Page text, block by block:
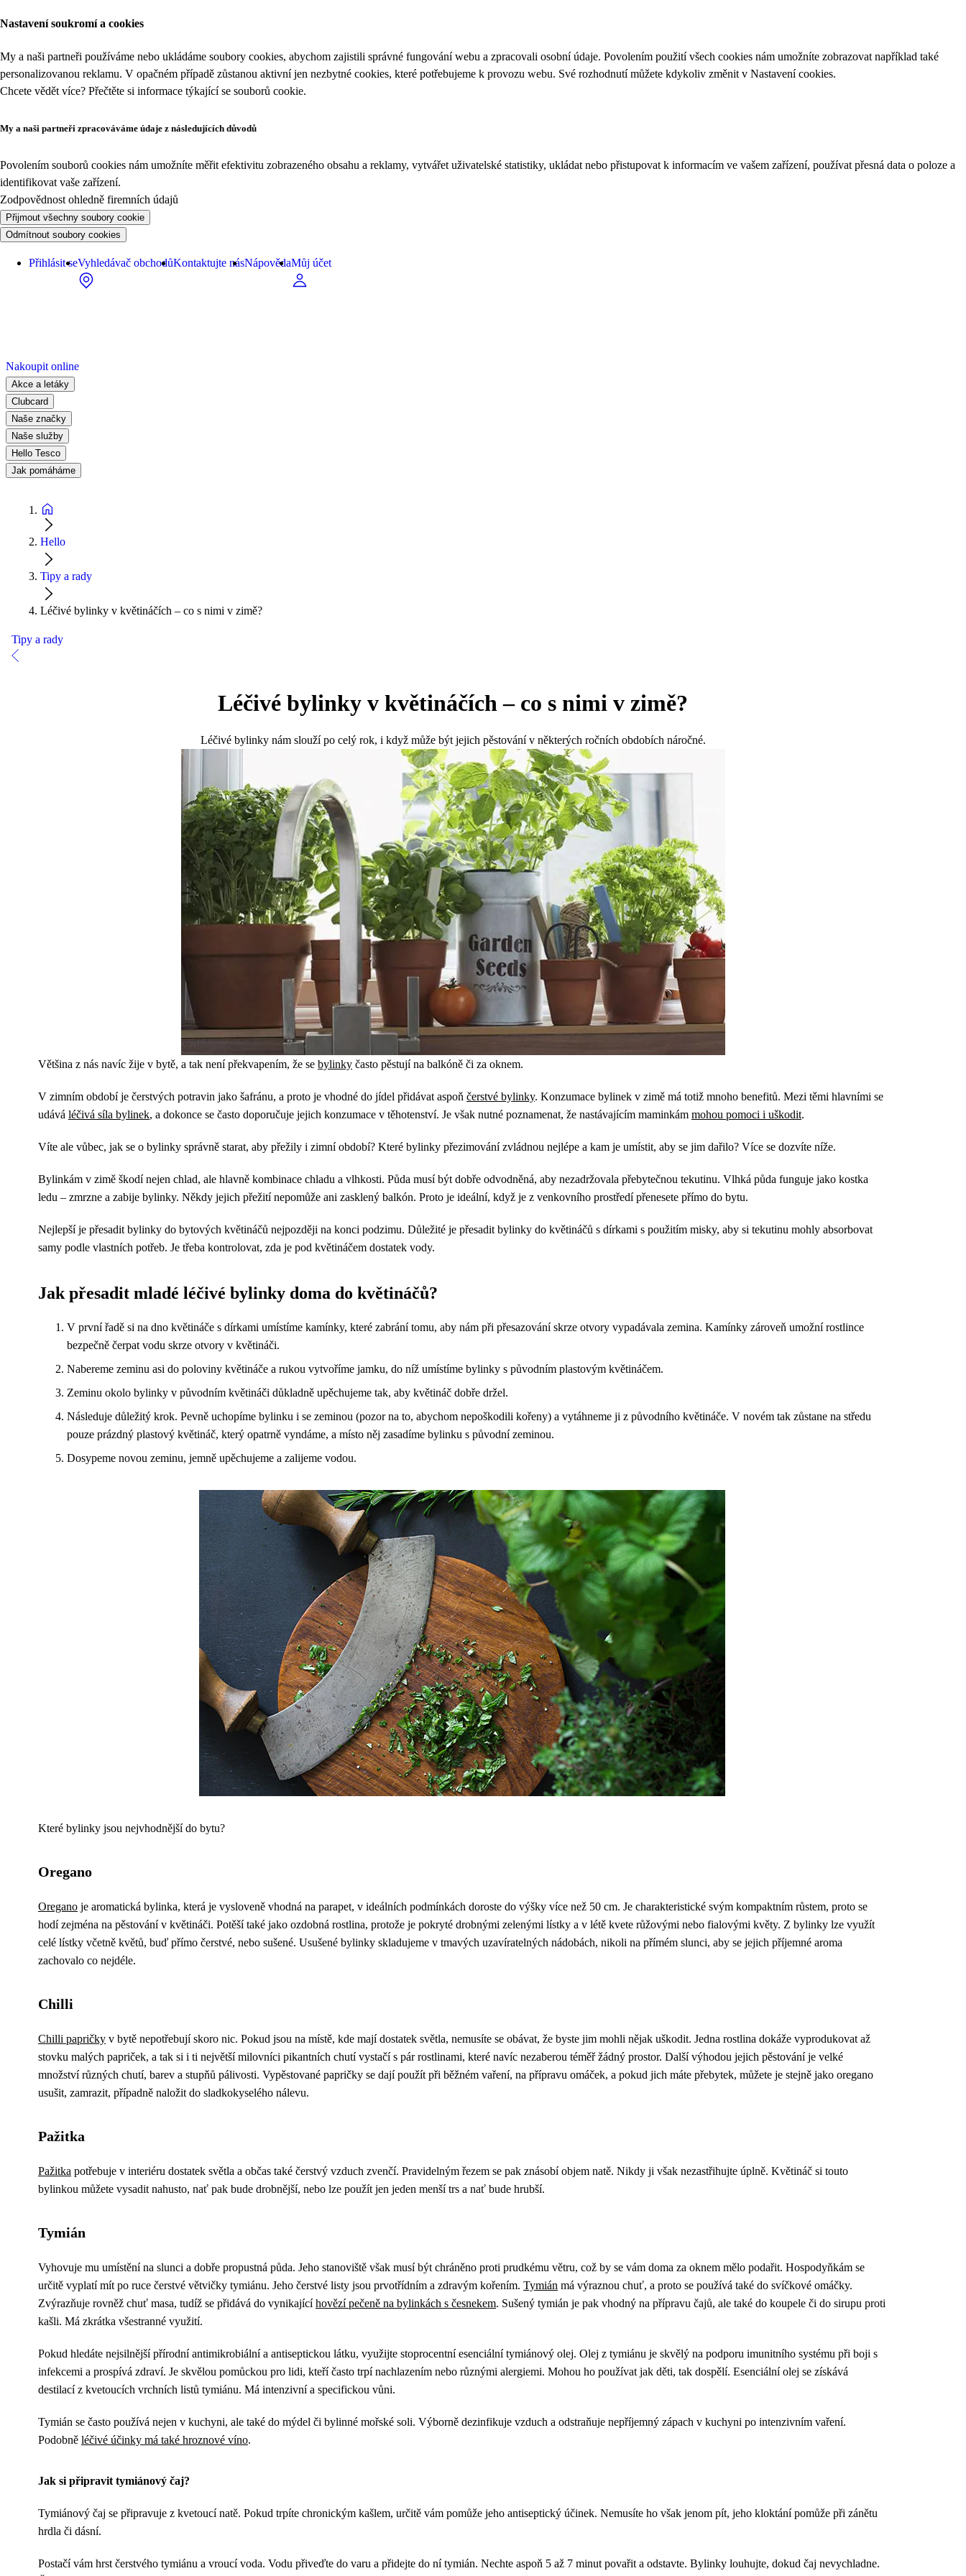
Nastavení soukromí a cookies
My a naši partneři používáme nebo ukládáme soubory cookies, abychom zajistili správné fungování webu a zpracovali osobní údaje. Povolením použití všech cookies nám umožníte zobrazovat například také
personalizovanou reklamu. V opačném případě zůstanou aktivní jen nezbytné cookies, které potřebujeme k provozu webu. Své rozhodnutí můžete kdykoliv změnit v Nastavení cookies.
Chcete vědět více? Přečtěte si informace týkající se souborů cookie.
My a naši partneři zpracováváme údaje z následujících důvodů
Povolením souborů cookies nám umožníte měřit efektivitu zobrazeného obsahu a reklamy, vytvářet uživatelské statistiky, ukládat nebo přistupovat k informacím ve vašem zařízení, používat přesná data o poloze a
identifikovat vaše zařízení.
Zodpovědnost ohledně firemních údajů
Přijmout všechny soubory cookie
Odmítnout soubory cookies
Přihlásit seVyhledávač obchodůKontaktujte násNápovědaMůj účet
Nakoupit online
Akce a letáky
Clubcard
Naše značky
Naše služby
Hello Tesco
Jak pomáháme
Hello
Tipy a rady
Léčivé bylinky v květináčích – co s nimi v zimě?
Tipy a rady
Léčivé bylinky v květináčích – co s nimi v zimě?
Léčivé bylinky nám slouží po celý rok, i když může být jejich pěstování v některých ročních obdobích náročné.
Většina z nás navíc žije v bytě, a tak není překvapením, že se bylinky často pěstují na balkóně či za oknem.
V zimním období je čerstvých potravin jako šafránu, a proto je vhodné do jídel přidávat aspoň čerstvé bylinky. Konzumace bylinek v zimě má totiž mnoho benefitů. Mezi těmi hlavními se
udává léčivá síla bylinek, a dokonce se často doporučuje jejich konzumace v těhotenství. Je však nutné poznamenat, že nastávajícím maminkám mohou pomoci i uškodit.
Víte ale vůbec, jak se o bylinky správně starat, aby přežily i zimní období? Které bylinky přezimování zvládnou nejlépe a kam je umístit, aby se jim dařilo? Více se dozvíte níže.
Bylinkám v zimě škodí nejen chlad, ale hlavně kombinace chladu a vlhkosti. Půda musí být dobře odvodněná, aby nezadržovala přebytečnou tekutinu. Vlhká půda funguje jako kostka
ledu – zmrzne a zabije bylinky. Někdy jejich přežití nepomůže ani zasklený balkón. Proto je ideální, když je z venkovního prostředí přenesete přímo do bytu.
Nejlepší je přesadit bylinky do bytových květináčů nejpozději na konci podzimu. Důležité je přesadit bylinky do květináčů s dírkami s použitím misky, aby si tekutinu mohly absorbovat
samy podle vlastních potřeb. Je třeba kontrolovat, zda je pod květináčem dostatek vody.
Jak přesadit mladé léčivé bylinky doma do květináčů?
V první řadě si na dno květináče s dírkami umístíme kamínky, které zabrání tomu, aby nám při přesazování skrze otvory vypadávala zemina. Kamínky zároveň umožní rostlince
bezpečně čerpat vodu skrze otvory v květináči.
Nabereme zeminu asi do poloviny květináče a rukou vytvoříme jamku, do níž umístíme bylinky s původním plastovým květináčem.
Zeminu okolo bylinky v původním květináči důkladně upěchujeme tak, aby květináč dobře držel.
Následuje důležitý krok. Pevně uchopíme bylinku i se zeminou (pozor na to, abychom nepoškodili kořeny) a vytáhneme ji z původního květináče. V novém tak zůstane na středu
pouze prázdný plastový květináč, který opatrně vyndáme, a místo něj zasadíme bylinku s původní zeminou.
Dosypeme novou zeminu, jemně upěchujeme a zalijeme vodou.
Které bylinky jsou nejvhodnější do bytu?
Oregano
Oregano je aromatická bylinka, která je vysloveně vhodná na parapet, v ideálních podmínkách doroste do výšky více než 50 cm. Je charakteristické svým kompaktním růstem, proto se
hodí zejména na pěstování v květináči. Potěší také jako ozdobná rostlina, protože je pokryté drobnými zelenými lístky a v létě kvete růžovými nebo fialovými květy. Z bylinky lze využít
celé lístky včetně květů, buď přímo čerstvé, nebo sušené. Usušené bylinky skladujeme v tmavých uzavíratelných nádobách, nikoli na přímém slunci, aby se jejich příjemné aroma
zachovalo co nejdéle.
Chilli
Chilli papričky v bytě nepotřebují skoro nic. Pokud jsou na místě, kde mají dostatek světla, nemusíte se obávat, že byste jim mohli nějak uškodit. Jedna rostlina dokáže vyprodukovat až
stovku malých papriček, a tak si i ti největší milovníci pikantních chutí vystačí s pár rostlinami, které navíc nezaberou téměř žádný prostor. Další výhodou jejich pěstování je velké
množství různých chutí, barev a stupňů pálivosti. Vypěstované papričky se dají použít při běžném vaření, na přípravu omáček, a pokud jich máte přebytek, můžete je stejně jako oregano
usušit, zamrazit, případně naložit do sladkokyselého nálevu.
Pažitka
Pažitka potřebuje v interiéru dostatek světla a občas také čerstvý vzduch zvenčí. Pravidelným řezem se pak znásobí objem natě. Nikdy ji však nezastřihujte úplně. Květináč si touto
bylinkou můžete vysadit nahusto, nať pak bude drobnější, nebo lze použít jen jeden menší trs a nať bude hrubší.
Tymián
Vyhovuje mu umístění na slunci a dobře propustná půda. Jeho stanoviště však musí být chráněno proti prudkému větru, což by se vám doma za oknem mělo podařit. Hospodyňkám se
určitě vyplatí mít po ruce čerstvé větvičky tymiánu. Jeho čerstvé listy jsou prvotřídním a zdravým kořením. Tymián má výraznou chuť, a proto se používá také do svíčkové omáčky.
Zvýrazňuje rovněž chuť masa, tudíž se přidává do vynikajícíhovězí pečeně na bylinkách s česnekem. Sušený tymián je pak vhodný na přípravu čajů, ale také do koupele či do sirupu proti
kašli. Má zkrátka všestranné využití.
Pokud hledáte nejsilnější přírodní antimikrobiální a antiseptickou látku, využijte stoprocentní esenciální tymiánový olej. Olej z tymiánu je skvělý na podporu imunitního systému při boji s
infekcemi a prospívá zdraví. Je skvělou pomůckou pro lidi, kteří často trpí nachlazením nebo různými alergiemi. Mohou ho používat jak děti, tak dospělí. Esenciální olej se získává
destilací z kvetoucích vrchních listů tymiánu. Má intenzivní a specifickou vůni.
Tymián se často používá nejen v kuchyni, ale také do mýdel či bylinné mořské soli. Výborně dezinfikuje vzduch a odstraňuje nepříjemný zápach v kuchyni po intenzivním vaření.
Podobně léčivé účinky má také hroznové víno.
Jak si připravit tymiánový čaj?
Tymiánový čaj se připravuje z kvetoucí natě. Pokud trpíte chronickým kašlem, určitě vám pomůže jeho antiseptický účinek. Nemusíte ho však jenom pít, jeho kloktání pomůže při zánětu
hrdla či dásní.
Postačí vám hrst čerstvého tymiánu a vroucí voda. Vodu přiveďte do varu a přidejte do ní tymián. Nechte aspoň 5 až 7 minut povařit a odstavte. Bylinky louhujte, dokud čaj nevychladne.